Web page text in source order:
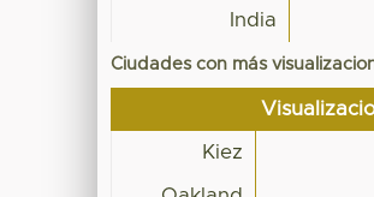
India
Ciudades con más
Kiez